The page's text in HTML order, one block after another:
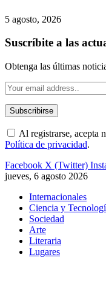
5 agosto, 2026
Suscríbite a las
Obtenga las últimas
Al registrarse, acepta
Política de privacidad.
Facebook X (Twitter)
jueves, 6 agosto 2026
Internacionales
Ciencia y
Sociedad
Arte
Literaria
Lugares